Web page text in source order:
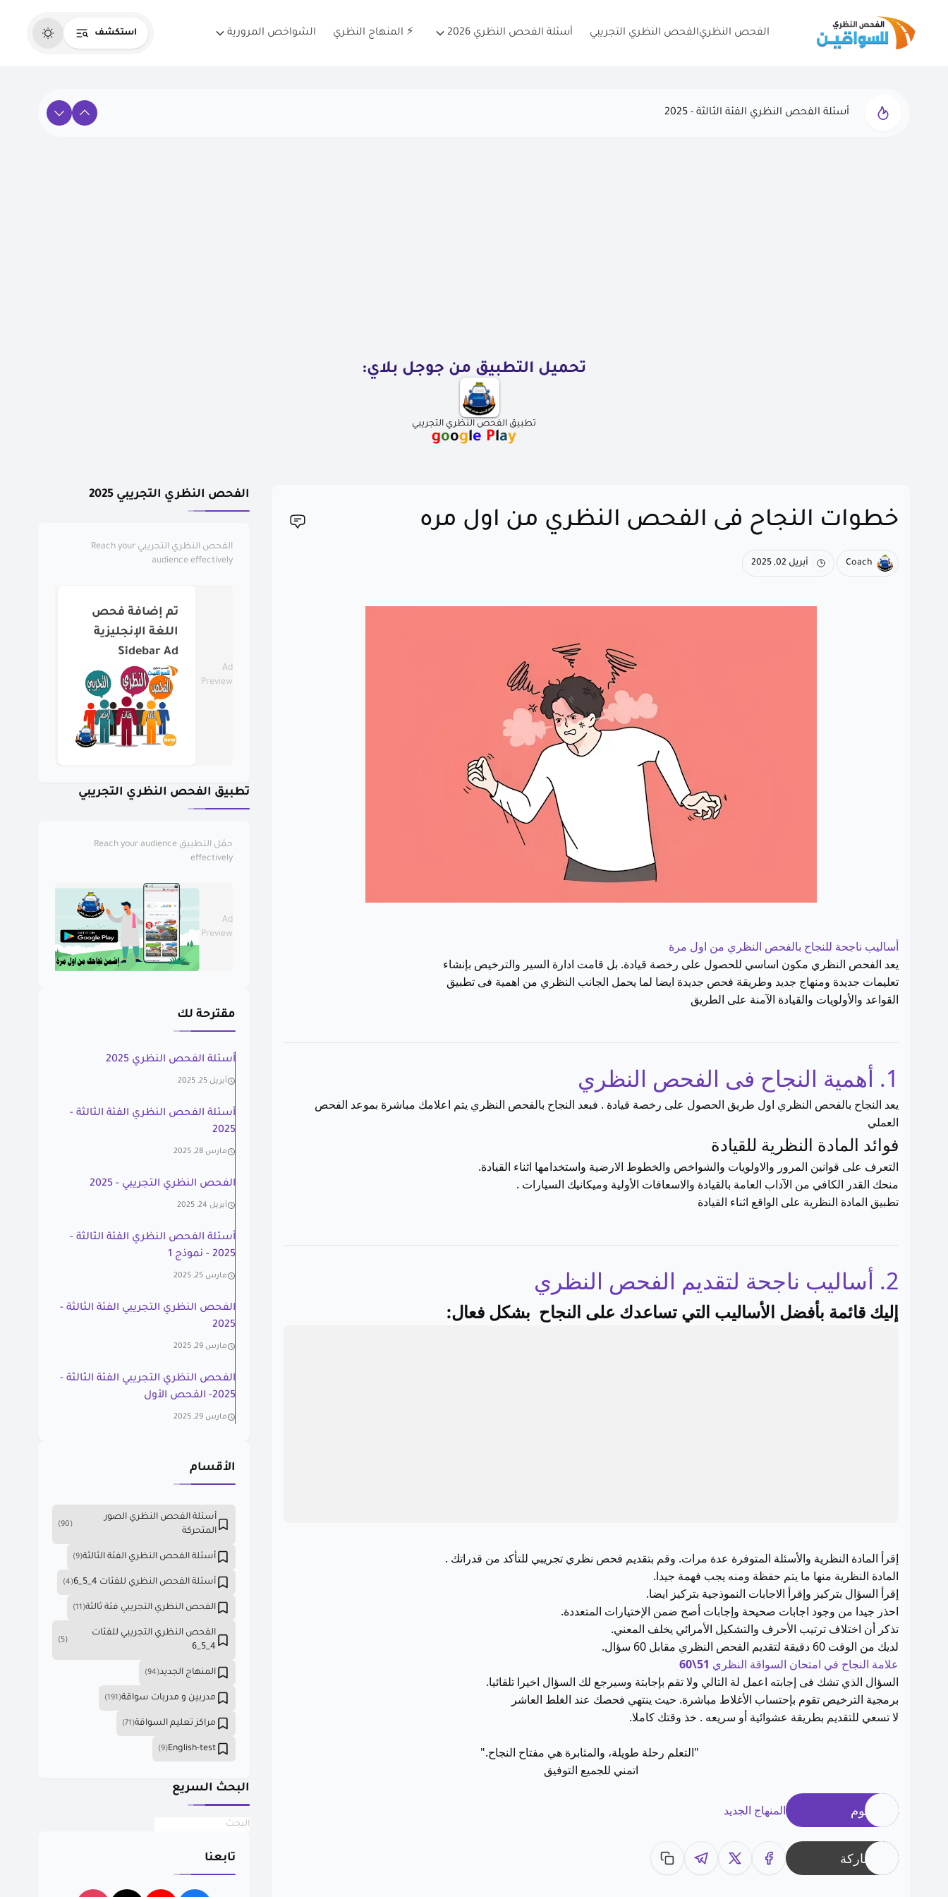
الفحص النظريالفحص النظري التجريبي أسئلة الفحص النظري 2026 ⚡ المنهاج النظري الشواخص المرورية استكشف
أسئلة الفحص النظري الفئة الثالثة - 2025
تحميل التطبيق من جوجل بلاي:
تطبيق الفحص النظري التجريبي
google Play
خطوات النجاح فى الفحص النظري من اول مره
Coach أبريل 02, 2025
أساليب ناجحة للنجاح بالفحص النظري من اول مرة
يعد الفحص النظري مكون اساسي للحصول على رخصة قيادة. بل قامت ادارة السير والترخيص بإنشاء
تعليمات جديدة ومنهاج جديد وطريقة فحص جديدة ايضا لما يحمل الجانب النظري من اهمية فى تطبيق
القواعد والأولويات والقيادة الآمنة على الطريق
1. أهمية النجاح فى الفحص النظري
يعد النجاح بالفحص النظري اول طريق الحصول على رخصة قيادة . فبعد النجاح بالفحص النظري يتم اعلامك مباشرة بموعد الفحص
العملي
فوائد المادة النظرية للقيادة
التعرف على قوانين المرور والاولويات والشواخص والخطوط الارضية واستخدامها اثناء القيادة.
منحك القدر الكافي من الآداب العامة بالقيادة والاسعافات الأولية وميكانيك السيارات .
تطبيق المادة النظرية على الواقع اثناء القيادة
2. أساليب ناجحة لتقديم الفحص النظري
إليك قائمة بأفضل الأساليب التي تساعدك على النجاح بشكل فعال:
إقرأ المادة النظرية والأسئلة المتوفرة عدة مرات. وقم بتقديم فحص نظري تجريبي للتأكد من قدراتك .
المادة النظرية منها ما يتم حفظة ومنه يجب فهمة جيدا.
إقرأ السؤال بتركيز وإقرأ الاجابات النموذجية بتركيز ايضا.
احذر جيدا من وجود اجابات صحيحة وإجابات أصح ضمن الإختيارات المتعددة.
تذكر أن اختلاف ترتيب الأحرف والتشكيل الأمرائي يخلف المعني.
لديك من الوقت 60 دقيقة لتقديم الفحص النظري مقابل 60 سؤال.
علامة النجاح في امتحان السواقة النظري 51\60
السؤال الذي تشك فى إجابته اعمل لة التالي ولا تقم بإجابتة وسيرجع لك السؤال اخيرا تلقائيا.
برمجية الترخيص تقوم بإحتساب الأغلاط مباشرة. حيث ينتهي فحصك عند الغلط العاشر
لا تسعي للتقديم بطريقة عشوائية أو سريعه . خذ وقتك كاملا.
"التعلم رحلة طويلة، والمثابرة هي مفتاح النجاح."
اتمني للجميع التوفيق
وسوم المنهاج الجديد
مشاركة
الفحص النظري التجريبي 2025
الفحص النظري التجريبي Reach your
audience effectively
Ad
Preview
تم إضافة فحص
اللغة الإنجليزية
Sidebar Ad
تطبيق الفحص النظري التجريبي
حمّل التطبيق Reach your audience
effectively
Ad
Preview
مقترحة لك
أسئلة الفحص النظري 2025
أبريل 25, 2025
أسئلة الفحص النظري الفئة الثالثة -
2025
مارس 28, 2025
الفحص النظري التجريبي - 2025
أبريل 24, 2025
أسئلة الفحص النظري الفئة الثالثة -
2025 - نموذج 1
مارس 25, 2025
الفحص النظري التجريبي الفئة الثالثة -
2025
مارس 29, 2025
الفحص النظري التجريبي الفئة الثالثة -
2025- الفحص الأول
مارس 29, 2025
الأقسام
أسئلة الفحص النظري الصور
المتحركة
(90)
أسئلة الفحص النظري الفئة الثالثة(9)
أسئلة الفحص النظري للفئات 4_5_6 (4)
الفحص النظري التجريبي فئة ثالثة(11)
الفحص النظري التجريبي للفئات
4_5_6
(5)
المنهاج الجديد(94)
مدربين و مدربات سواقة(191)
مراكز تعليم السواقة(71)
English-test
(9)
البحث السريع
تابعنا